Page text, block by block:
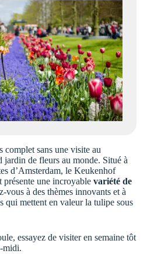
complet sans une visite au
jardin de fleurs au monde. Situé à
d’Amsterdam, le Keukenhof
présente une incroyable variété de
vous à des thèmes innovants et à
qui mettent en valeur la tulipe sous
essayez de visiter en semaine tôt
midi.